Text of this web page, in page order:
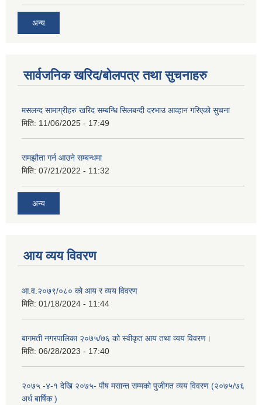
अन्य
सार्वजनिक खरिद/बोलपत्र तथा सुचनाहरु
मसलन्द सामाग्रीहरु खरिद सम्बन्धि सिलबन्दी दरभाउ आव्हान गरिएको सुचना
मिति: 11/06/2025 - 17:49
समझौता गर्न आउने सम्बन्धमा
मिति: 07/21/2022 - 11:32
अन्य
आय व्यय विवरण
आ.व.२०७९/०८० को आय र व्यय विवरण
मिति: 01/18/2024 - 11:44
बागमती नगरपालिका २०७५/७६ को स्वीकृत आय तथा व्यय विवरण।
मिति: 06/28/2023 - 17:40
२०७५ -४-१ देखि २०७५- पौष मसान्त सम्मको पुजीगत व्यय विवरण (२०७५/७६
अर्ध बार्षिक )